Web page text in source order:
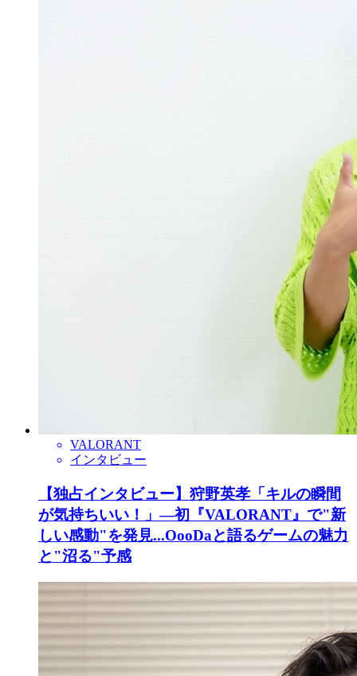
VALORANT
インタビュー
【独占インタビュー】狩野英孝「キルの瞬間
が気持ちいい！」―初『VALORANT』で"新
しい感動"を発見...OooDaと語るゲームの魅力
と"沼る"予感